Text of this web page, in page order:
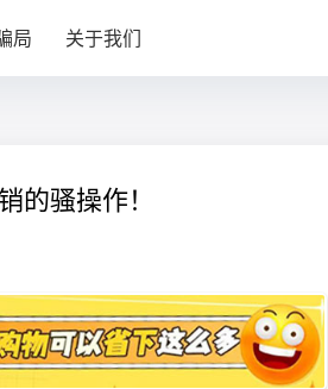
局 关于我们
的骚操作！